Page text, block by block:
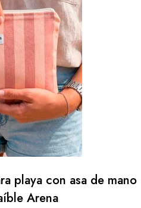
playa con asa de mano
Arena